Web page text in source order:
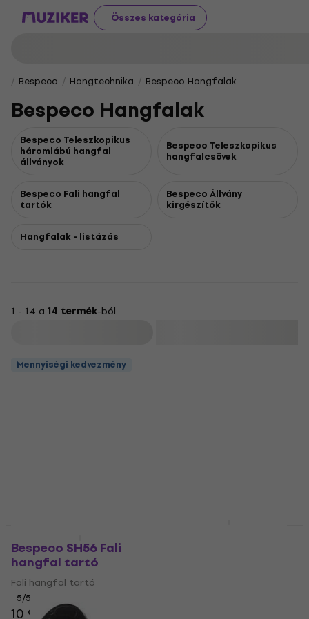
Összes kategória
Bespeco Hangtechnika Bespeco Hangfalak
Bespeco Hangfalak
Bespeco Teleszkopikus
háromlábú hangfal
állványok
Bespeco Teleszkopikus
hangfalcsövek
Bespeco Fali hangfal
tartók
Bespeco Állvány
kirgészítők
Hangfalak - listázás
1 - 14 a 14 termék-ból
Mennyiségi kedvezmény
Bespeco SH56 Fali
hangfal tartó
Fali hangfal tartó
5/5
10 900 Ft